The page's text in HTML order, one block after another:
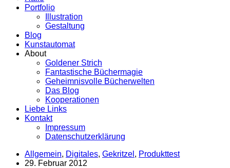
Portfolio
Illustration
Gestaltung
Blog
Kunstautomat
About
Goldener Strich
Fantastische Büchermagie
Geheimnisvolle Bücherwelten
Das Blog
Kooperationen
Liebe Links
Kontakt
Impressum
Datenschutzerklärung
Allgemein, Digitales, Gekritzel , Produkttest
29. Februar 2012